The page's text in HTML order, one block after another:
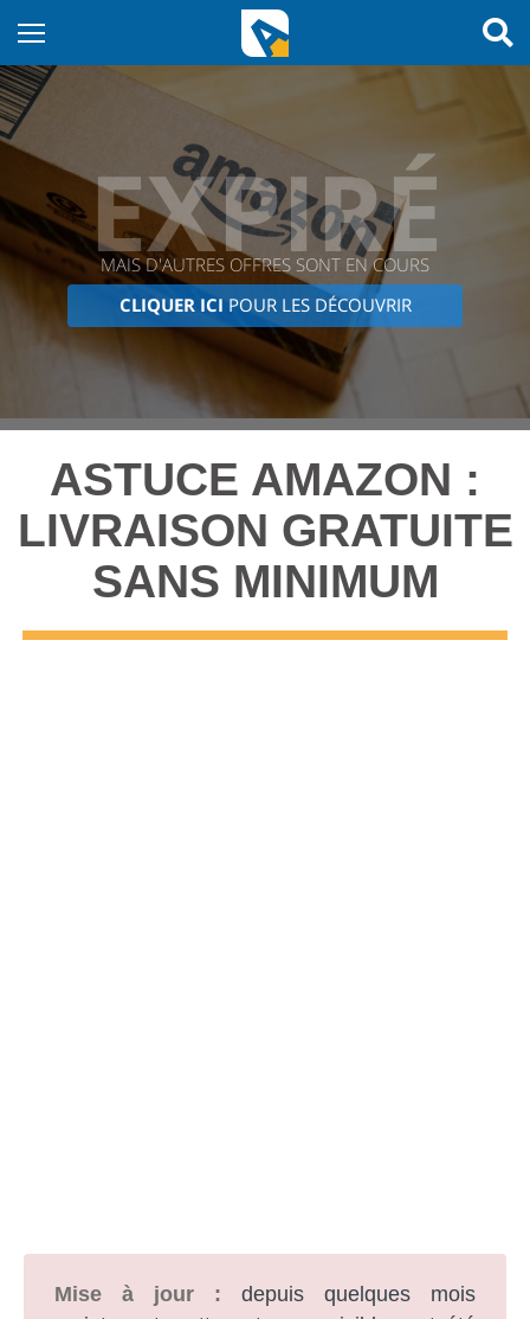
EXPIRÉ
MAIS D'AUTRES OFFRES SONT EN COURS
CLIQUER ICI POUR LES DÉCOUVRIR
ASTUCE AMAZON :
LIVRAISON GRATUITE
SANS MINIMUM
Mise à jour : depuis quelques mois